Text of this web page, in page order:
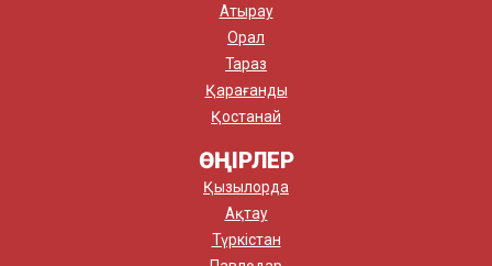
Атырау
Орал
Тараз
Қарағанды
Қостанай
ӨҢІРЛЕР
Қызылорда
Ақтау
Түркістан